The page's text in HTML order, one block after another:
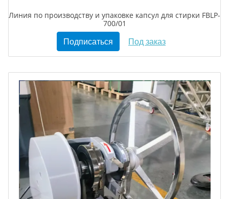
Линия по производству и упаковке капсул для стирки FBLP-
700/01
Подписаться Под заказ